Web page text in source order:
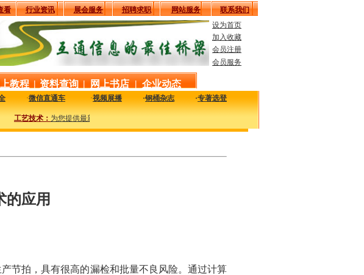
看 行业资讯 展会服务 招聘求职 网站服务
联系我们
设为首页
加入收藏
会员注册
会员服务
教程 | 资料查询 | 网上书店 | 企业动态
·微信直通车 ·视频展播 ·钢桶杂志 ·专著选登
艺技术：为您提供最新最实用的工艺、技术、质量及设备信息，致力于解决您生产中的实际问题。
的应用
节拍，具有很高的漏检和批量不良风险。通过计算